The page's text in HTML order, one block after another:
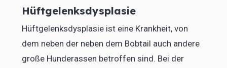
Hüftgelenksdysplasie
Hüftgelenksdysplasie ist eine Krankheit, von
dem neben der neben dem Bobtail auch andere
große Hunderassen betroffen sind. Bei der